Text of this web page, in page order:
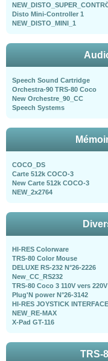
Disto Mini-Controller 1
NEW_DISTO_MINI_1
Speech Sound Cartridge
Orchestra-90 TRS-80 Coco
New Orchestre_90_CC
Speech Systems
COCO_DS
Carte 512k COCO-3
New Carte 512k COCO-3
NEW_2x2764
HI-RES Colorware
TRS-80 Color Mouse
DELUXE RS-232 N°26-2226
New_CC_RS232
TRS-80 Coco 3 110V vers 220V
Plug'N power N°26-3142
HI-RES JOYSTICK INTERFACE
NEW_RE-MAX
X-Pad GT-116
TRS-